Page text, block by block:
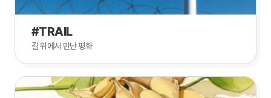
#TRAIL
길 위에서 만난 평화